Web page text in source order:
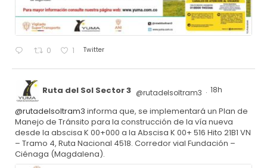
0 1 Twitter
Ruta del Sol Sector 3 @rutadelsoltram3 · 18h
@rutadelsoltram3 informa que, se implementará un Plan de
Manejo de Tránsito para la construcción de la vía nueva
desde la abscisa K 00+000 a la Abscisa K 00+ 516 Hito 21B1 VN
– Tramo 4, Ruta Nacional 4518. Corredor vial Fundación –
Ciénaga (Magdalena).